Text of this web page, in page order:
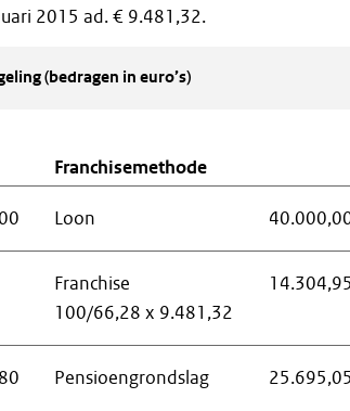
2015 ad. € 9.481,32.
(bedragen in euro’s)
Franchisemethode
Loon
Franchise
100/66,28 x 9.481,32
14.304,95
Pensioengrondslag 25.695,05